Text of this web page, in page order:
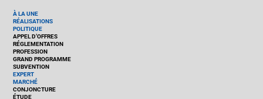
À LA UNE
RÉALISATIONS
POLITIQUE
APPEL D’OFFRES
RÉGLEMENTATION
PROFESSION
GRAND PROGRAMME
SUBVENTION
EXPERT
MARCHÉ
CONJONCTURE
ÉTUDE